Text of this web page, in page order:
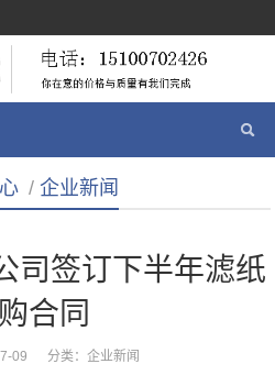
/ 企业新闻
司签订下半年滤纸
合同
09 分类： 企业新闻